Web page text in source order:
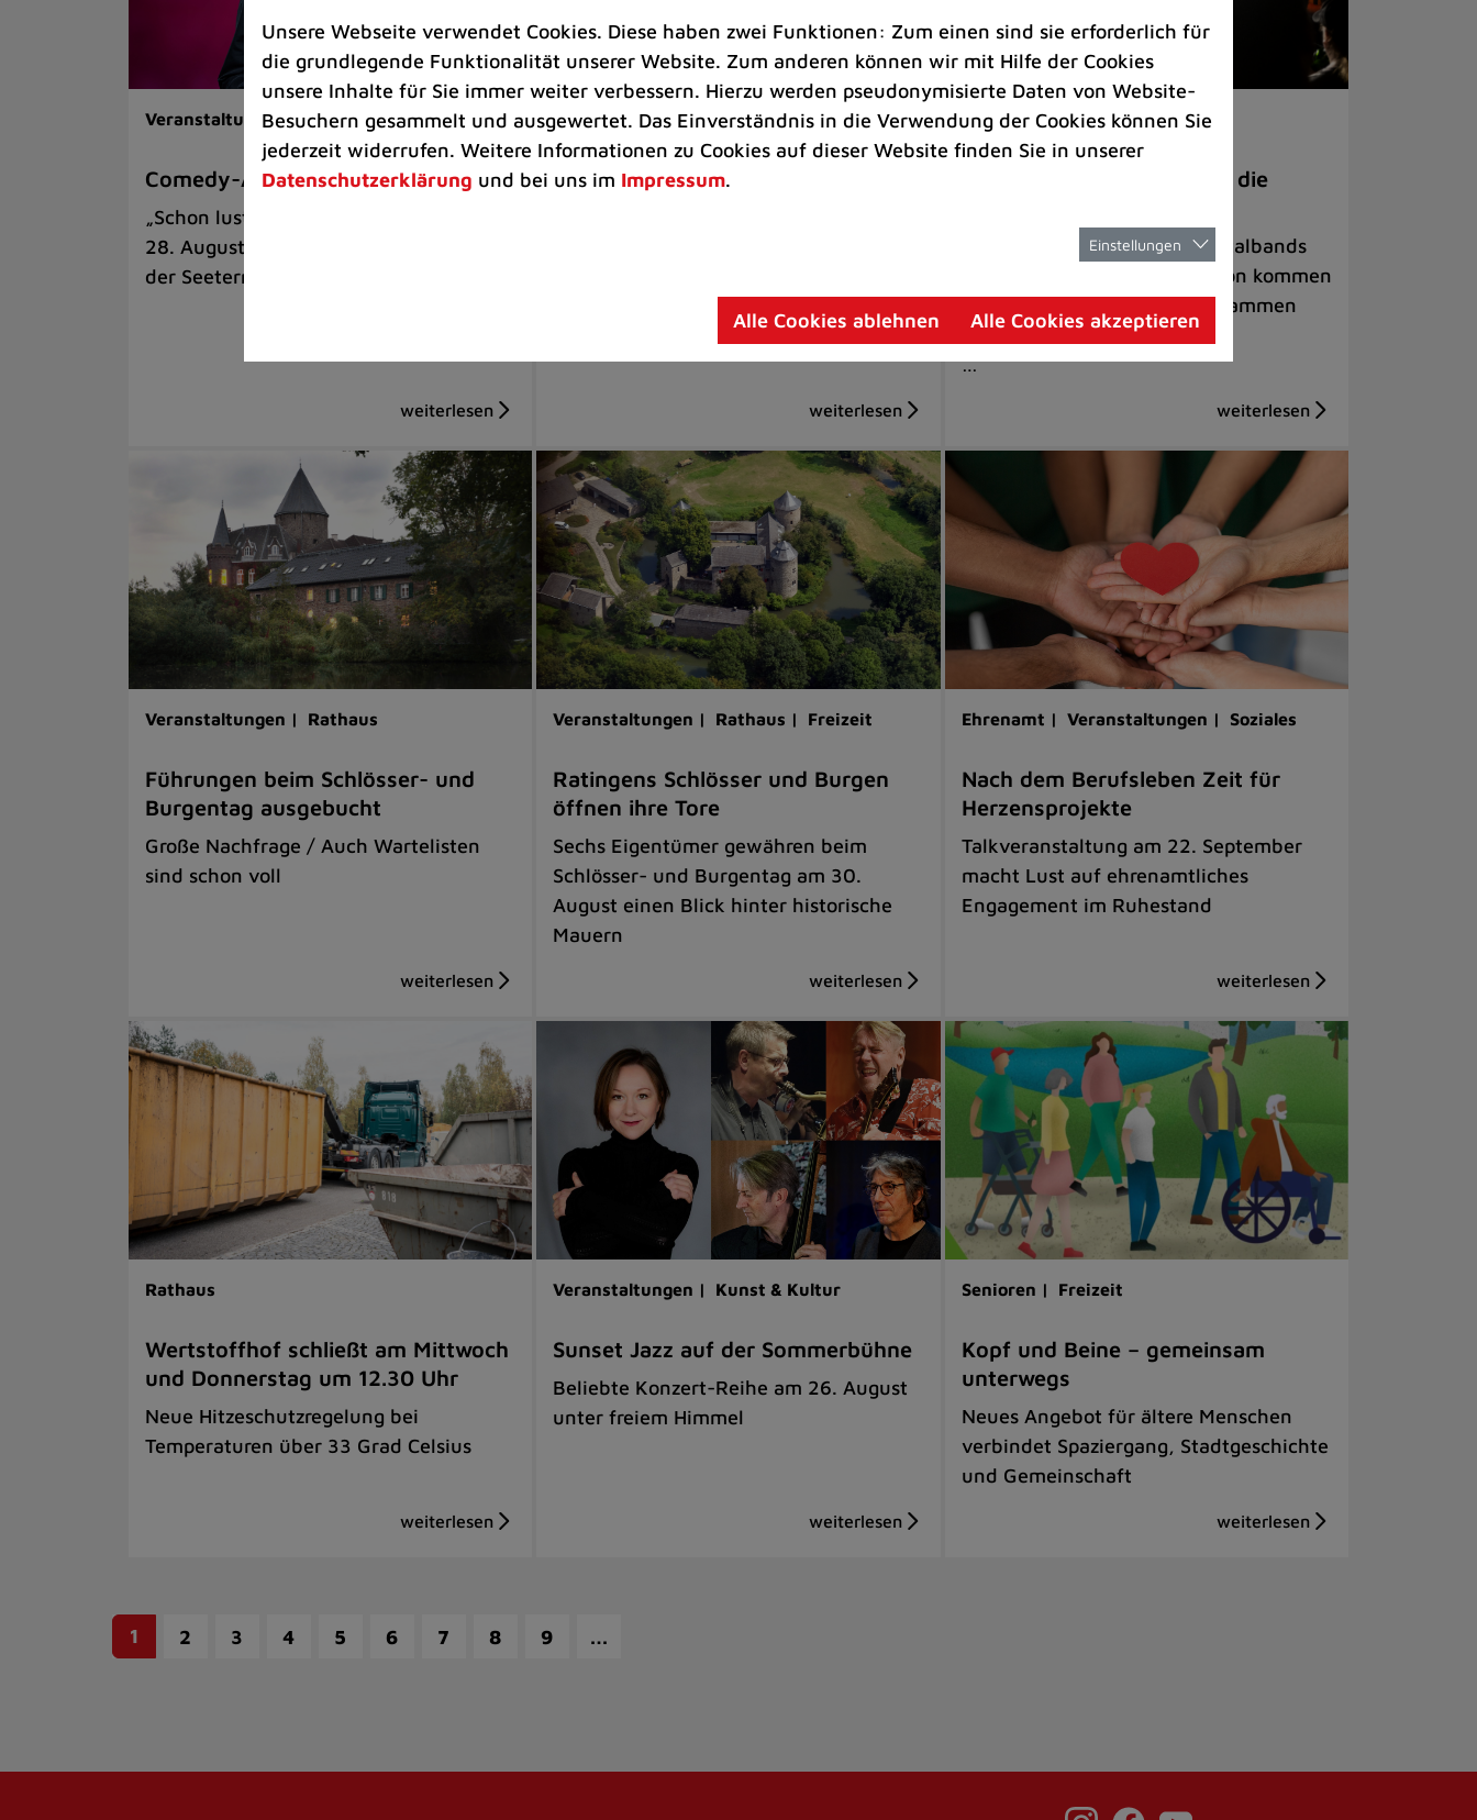
Veranstaltungen | Kunst & Kultur
Comedy-Abend mit Benni Stark
„Schon lustig, wenn’s witzig ist!“ am
28. August auf der Sommerbühne an
der Seeterrasse
Veranstaltungen
Kultkicker Ansgar Brinkmann
Veranstaltungen
„Manege Madness“ bringt die
Internationale Rock- und Metalbands
und starke Acts aus der Region kommen
am 17. Oktober in Lintorf zusammen
…
Veranstaltungen | Rathaus
Führungen beim Schlösser- und
Burgentag ausgebucht
Große Nachfrage / Auch Wartelisten
sind schon voll
Veranstaltungen | Rathaus | Freizeit
Ratingens Schlösser und Burgen
öffnen ihre Tore
Sechs Eigentümer gewähren beim
Schlösser- und Burgentag am 30.
August einen Blick hinter historische
Mauern
Ehrenamt | Veranstaltungen | Soziales
Nach dem Berufsleben Zeit für
Herzensprojekte
Talkveranstaltung am 22. September
macht Lust auf ehrenamtliches
Engagement im Ruhestand
Rathaus
Wertstoffhof schließt am Mittwoch
und Donnerstag um 12.30 Uhr
Neue Hitzeschutzregelung bei
Temperaturen über 33 Grad Celsius
Veranstaltungen | Kunst & Kultur
Sunset Jazz auf der Sommerbühne
Beliebte Konzert-Reihe am 26. August
unter freiem Himmel
Senioren | Freizeit
Kopf und Beine – gemeinsam
unterwegs
Neues Angebot für ältere Menschen
verbindet Spaziergang, Stadtgeschichte
und Gemeinschaft
1 2 3 4 5 6 7 8 9 …
Unsere Webseite verwendet Cookies. Diese haben zwei Funktionen: Zum einen sind sie erforderlich für
die grundlegende Funktionalität unserer Website. Zum anderen können wir mit Hilfe der Cookies
unsere Inhalte für Sie immer weiter verbessern. Hierzu werden pseudonymisierte Daten von Website-
Besuchern gesammelt und ausgewertet. Das Einverständnis in die Verwendung der Cookies können Sie
jederzeit widerrufen. Weitere Informationen zu Cookies auf dieser Website finden Sie in unserer
Datenschutzerklärung und bei uns im Impressum.
Einstellungen
Alle Cookies ablehnen Alle Cookies akzeptieren